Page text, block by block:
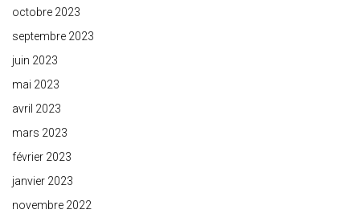
octobre 2023
septembre 2023
juin 2023
mai 2023
avril 2023
mars 2023
février 2023
janvier 2023
novembre 2022